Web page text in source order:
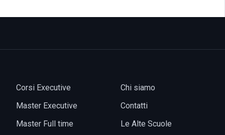
Corsi Executive
Master Executive
Master Full time
Chi siamo
Contatti
Le Alte Scuole